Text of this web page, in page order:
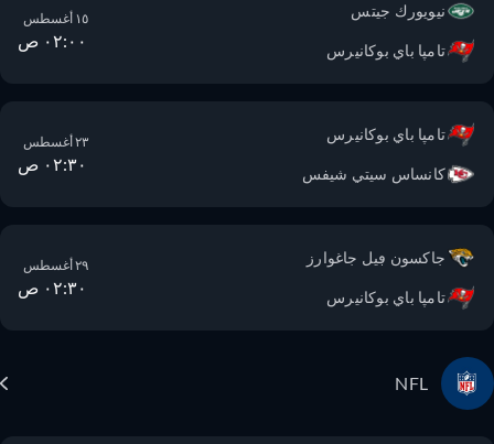
نيويورك جيتس
تامپا باي بوكانيرس ٠٢:٠٠ ص
تامپا باي بوكانيرس
كانساس سيتي شيفس ٠٢:٣٠ ص
جاكسون ڢيل جاغوارز
تامپا باي بوكانيرس ٠٢:٣٠ ص
NFL